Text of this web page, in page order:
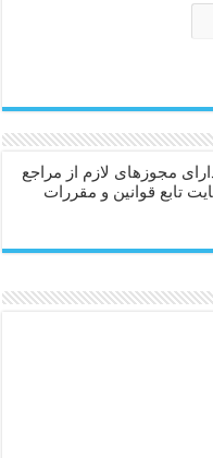
مجوزهای لازم از مراجع
تابع قوانین و مقررات